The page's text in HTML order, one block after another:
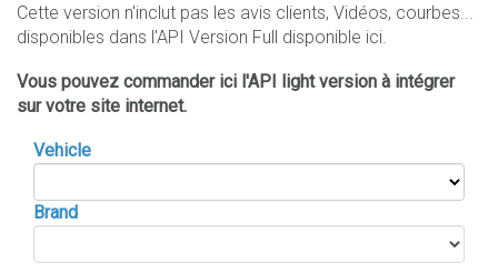
Cette version n'inclut pas les avis clients, Vidéos, courbes...
disponibles dans l'API Version Full disponible ici
Vous pouvez commander ici l'API light version à intégrer
sur votre site internet.
Vehicle
Brand